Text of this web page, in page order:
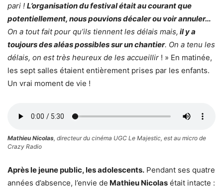
pari ! L’organisation du festival était au courant que
potentiellement, nous pouvions décaler ou voir annuler…
On a tout fait pour qu’ils tiennent les délais mais, il y a
toujours des aléas possibles sur un chantier. On a tenu les
délais, on est très heureux de les accueillir ! » En matinée,
les sept salles étaient entièrement prises par les enfants.
Un vrai moment de vie !
Mathieu Nicolas, directeur du cinéma UGC Le Majestic, est au micro de
Crazy Radio
Après le jeune public, les adolescents. Pendant ses quatre
années d’absence, l’envie de Mathieu Nicolas était intacte :